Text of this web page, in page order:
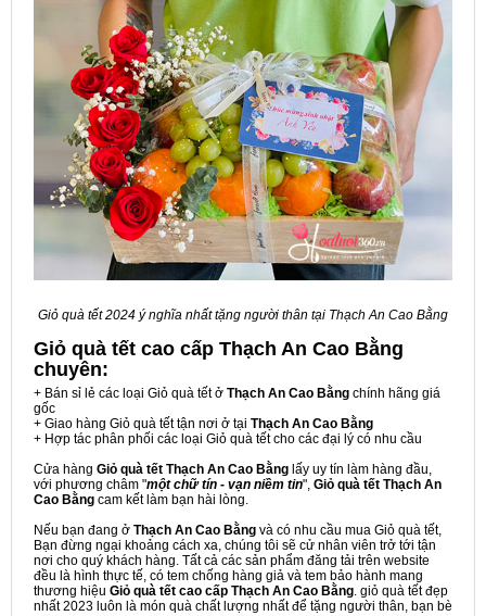
Giỏ quà tết 2024 ý nghĩa nhất tặng người thân tại Thạch An Cao Bằng
Giỏ quà tết cao cấp Thạch An Cao Bằng
chuyên:
+ Bán sỉ lẻ các loại Giỏ quà tết ở Thạch An Cao Bằng chính hãng giá
gốc
+ Giao hàng Giỏ quà tết tận nơi ở tại Thạch An Cao Bằng
+ Hợp tác phân phối các loại Giỏ quà tết cho các đại lý có nhu cầu
Cửa hàng Giỏ quà tết Thạch An Cao Bằng lấy uy tín làm hàng đầu,
với phương châm "một chữ tín - vạn niềm tin", Giỏ quà tết Thạch An
Cao Bằng cam kết làm bạn hài lòng.
Nếu bạn đang ở Thạch An Cao Bằng và có nhu cầu mua Giỏ quà tết,
Bạn đừng ngại khoảng cách xa, chúng tôi sẽ cử nhân viên trở tới tận
nơi cho quý khách hàng. Tất cả các sản phẩm đăng tải trên website
đều là hình thực tế, có tem chống hàng giả và tem bảo hành mang
thương hiệu Giỏ quà tết cao cấp Thạch An Cao Bằng. giỏ quà tết đẹp
nhất 2023 luôn là món quà chất lượng nhất để tặng người thân, bạn bè